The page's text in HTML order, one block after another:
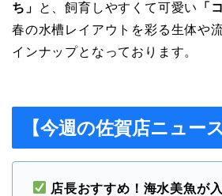
ち」
と、飼育しやすくて可愛い 「
春の水槽レイアウトを彩る生体や
インナップとなっております。
【今週の佐賀店ニュース
店長おすすめ！海水美魚が